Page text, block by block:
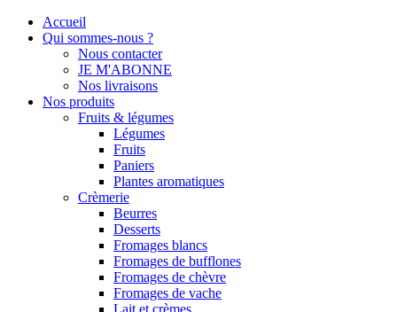
Accueil
Qui sommes-nous ?
Nous contacter
JE M'ABONNE
Nos livraisons
Nos produits
Fruits & légumes
Légumes
Fruits
Paniers
Plantes aromatiques
Crèmerie
Beurres
Desserts
Fromages blancs
Fromages de bufflones
Fromages de chèvre
Fromages de vache
Lait et crèmes